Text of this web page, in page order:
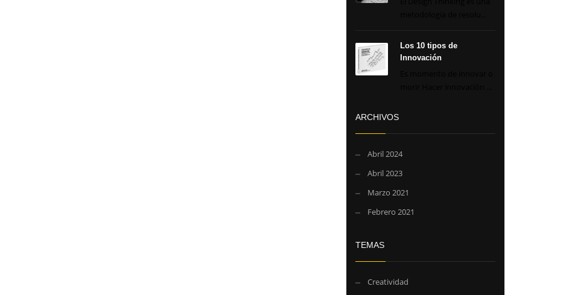
Los 10 tipos de
Innovación
ARCHIVOS
Abril 2024
Abril 2023
Marzo 2021
Febrero 2021
TEMAS
Creatividad